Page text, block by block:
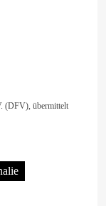
(DFV), übermittelt